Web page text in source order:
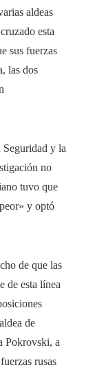
aldeas
esta
sus fuerzas
las dos
Seguridad y la
no
tuvo que
y optó
de que las
de esta línea
de
Pokrovski, a
rusas